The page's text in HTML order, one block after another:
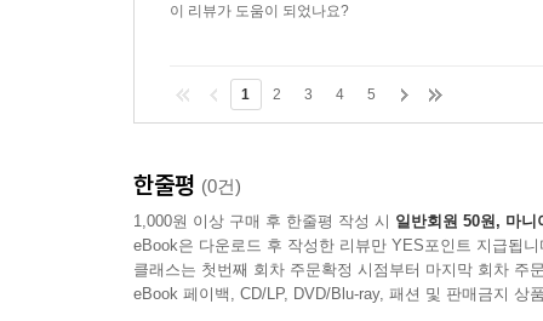
이 리뷰가 도움이 되었나요?
1 2 3 4 5
한줄평 (0건)
1,000원 이상 구매 후 한줄평 작성 시 일반회원 50원, 마니
eBook은 다운로드 후 작성한 리뷰만 YES포인트 지급됩니
클래스는 첫번째 회차 주문확정 시점부터 마지막 회차 주
eBook 페이백, CD/LP, DVD/Blu-ray, 패션 및 판매금지 상